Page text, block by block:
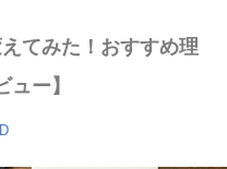
てみた！おすすめ理
ュー】